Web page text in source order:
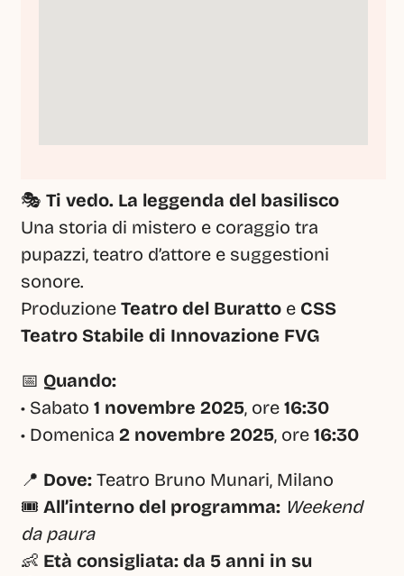
🎭 Ti vedo. La leggenda del basilisco
Una storia di mistero e coraggio tra
pupazzi, teatro d’attore e suggestioni
sonore.
Produzione Teatro del Buratto e CSS
Teatro Stabile di Innovazione FVG
📅 Quando:
• Sabato 1 novembre 2025, ore 16:30
• Domenica 2 novembre 2025, ore 16:30
📍 Dove: Teatro Bruno Munari, Milano
🎟️ All’interno del programma: Weekend
da paura
👶 Età consigliata: da 5 anni in su